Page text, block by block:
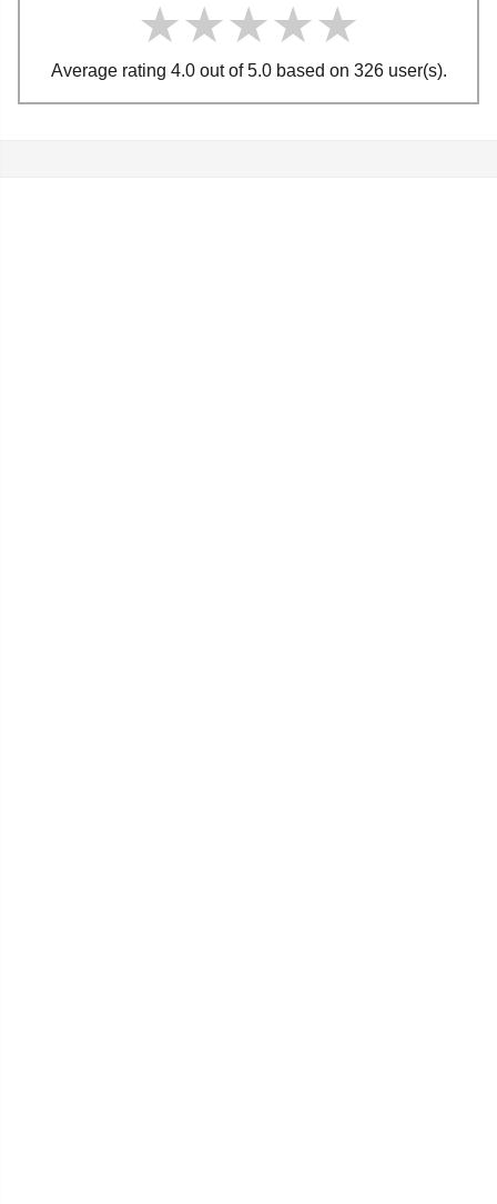
★★★★★
★★★★★
★★★★★
Average rating 4.0 out of 5.0 based on 326 user(s).